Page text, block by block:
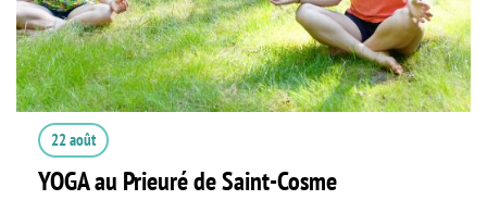
22 août
YOGA au Prieuré de Saint-Cosme